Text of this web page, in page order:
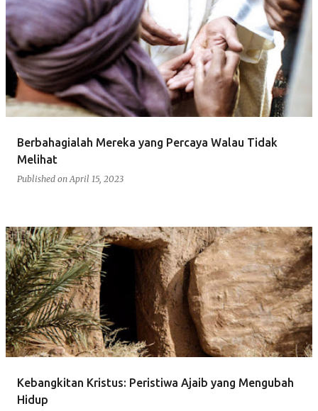
Berbahagialah Mereka yang Percaya Walau Tidak
Melihat
Published onApril 15, 2023
Kebangkitan Kristus: Peristiwa Ajaib yang Mengubah
Hidup